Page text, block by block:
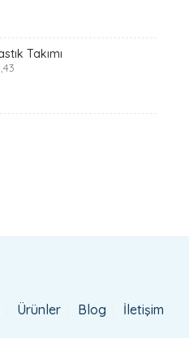
Takımı
Ürünler Blog İletişim